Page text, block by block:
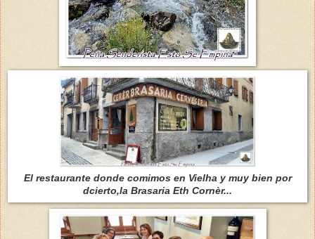
El restaurante donde comimos en Vielha y muy bien por
dcierto,la Brasaria Eth Cornèr...